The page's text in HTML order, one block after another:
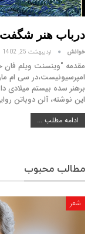
درباب هنر شگفت
خوانش اردیبهشت 25, 1402
مقدمه "وینسنت ویلم
برهنر سده بیستم میلادی
این نوشته، آلن دوباتن
ادامه مطلب ...
مطالب محبوب
شعر